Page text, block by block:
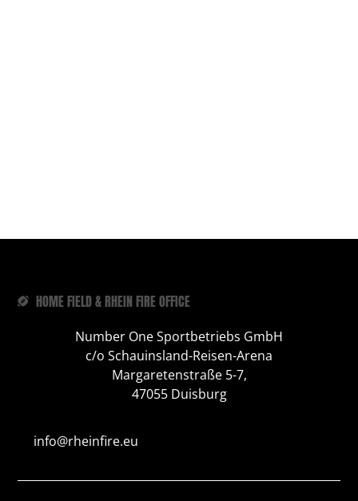
HOME FIELD & RHEIN FIRE OFFICE
Number One Sportbetriebs GmbH
c/o Schauinsland-Reisen-Arena
Margaretenstraße 5-7,
47055 Duisburg
info@rheinfire.eu